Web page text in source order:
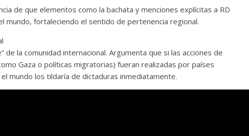
de que elementos como la bachata y menciones explícitas a RD
mundo, fortaleciendo el sentido de pertenencia regional.
de la comunidad internacional. Argumenta que si las acciones de
Gaza o políticas migratorias) fueran realizadas por países
mundo los tildaría de dictaduras inmediatamente.